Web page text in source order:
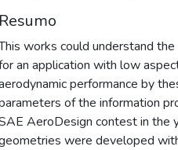
Resumo
works could understand
an application with low
performance by
of the information
AeroDesign contest in the
were developed